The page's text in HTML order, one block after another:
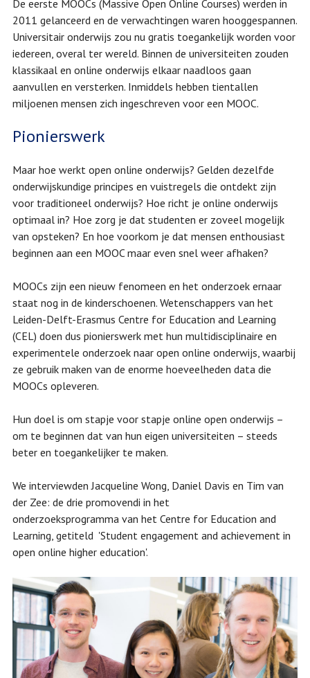
De eerste MOOCs (Massive Open Online Courses) werden in
2011 gelanceerd en de verwachtingen waren hooggespannen.
Universitair onderwijs zou nu gratis toegankelijk worden voor
iedereen, overal ter wereld. Binnen de universiteiten zouden
klassikaal en online onderwijs elkaar naadloos gaan
aanvullen en versterken. Inmiddels hebben tientallen
miljoenen mensen zich ingeschreven voor een MOOC.
Pionierswerk
Maar hoe werkt open online onderwijs? Gelden dezelfde
onderwijskundige principes en vuistregels die ontdekt zijn
voor traditioneel onderwijs? Hoe richt je online onderwijs
optimaal in? Hoe zorg je dat studenten er zoveel mogelijk
van opsteken? En hoe voorkom je dat mensen enthousiast
beginnen aan een MOOC maar even snel weer afhaken?
MOOCs zijn een nieuw fenomeen en het onderzoek ernaar
staat nog in de kinderschoenen. Wetenschappers van het
Leiden-Delft-Erasmus Centre for Education and Learning
(CEL) doen dus pionierswerk met hun multidisciplinaire en
experimentele onderzoek naar open online onderwijs, waarbij
ze gebruik maken van de enorme hoeveelheden data die
MOOCs opleveren.
Hun doel is om stapje voor stapje online open onderwijs –
om te beginnen dat van hun eigen universiteiten – steeds
beter en toegankelijker te maken.
We interviewden Jacqueline Wong, Daniel Davis en Tim van
der Zee: de drie promovendi in het
onderzoeksprogramma van het Centre for Education and
Learning, getiteld 'Student engagement and achievement in
open online higher education'.